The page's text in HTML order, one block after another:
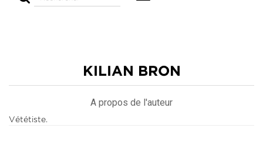
KILIAN BRON
A propos de l'auteur
Vététiste.